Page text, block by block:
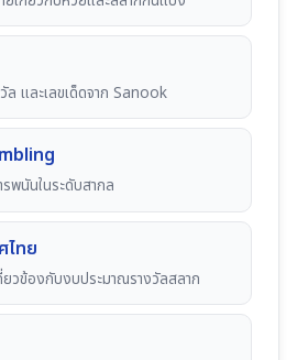
และเลขเด็ดจาก Sanook
พนันในระดับสากล
ไทย
ยวข้องกับงบประมาณรางวัลสลาก